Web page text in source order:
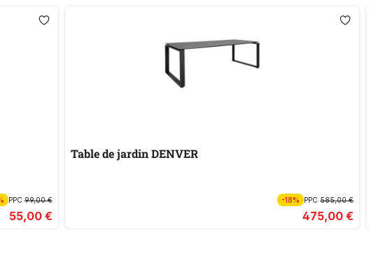
PPC99,00 €
55,00 €
Table de jardin DENVER
-18% PPC585,00 €
475,00 €